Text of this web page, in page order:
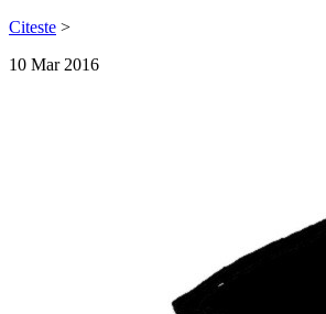
Citeste >
10 Mar 2016